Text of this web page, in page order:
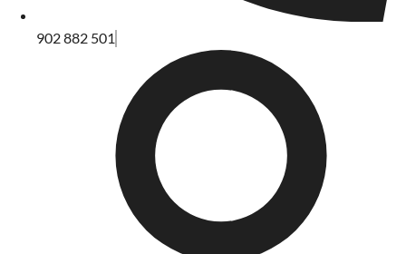
902 882 501